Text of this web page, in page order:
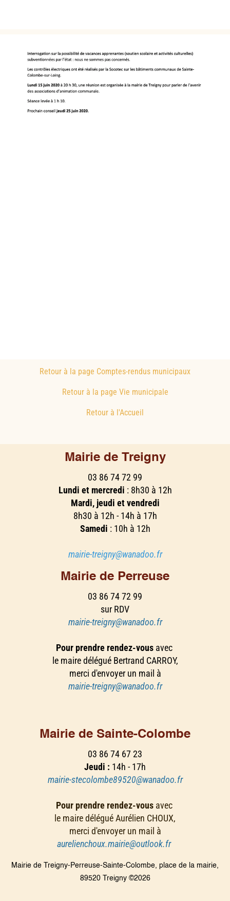
Retour à la page Comptes-rendus municipaux
Retour à la page Vie municipale
Retour à l'Accueil
Mairie de Treigny
03 86 74 72 99
Lundi et mercredi : 8h30 à 12h
Mardi, jeudi et vendredi
8h30 à 12h - 14h à 17h
Samedi : 10h à 12h
mairie-treigny@wanadoo.fr
Mairie de Perreuse
03 86 74 72 99
sur RDV
mairie-treigny@wanadoo.fr
Pour prendre rendez-vous avec
le maire délégué Bertrand CARROY,
merci d'envoyer un mail à
mairie-treigny@wanadoo.fr
Mairie de Sainte-Colombe
03 86 74 67 23
Jeudi : 14h - 17h
mairie-stecolombe89520@wanadoo.fr
Pour prendre rendez-vous avec
le maire délégué Aurélien CHOUX,
merci d'envoyer un mail à
aurelienchoux.mairie@outlook.fr
Mairie de Treigny-Perreuse-Sainte-Colombe, place de la mairie,
89520 Treigny ©2026